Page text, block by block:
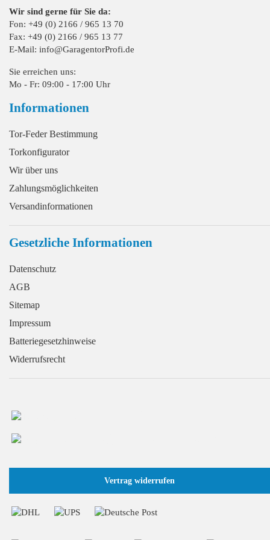
Wir sind gerne für Sie da:
Fon: +49 (0) 2166 / 965 13 70
Fax: +49 (0) 2166 / 965 13 77
E-Mail: info@GaragentorProfi.de
Sie erreichen uns:
Mo - Fr: 09:00 - 17:00 Uhr
Informationen
Tor-Feder Bestimmung
Torkonfigurator
Wir über uns
Zahlungsmöglichkeiten
Versandinformationen
Gesetzliche Informationen
Datenschutz
AGB
Sitemap
Impressum
Batteriegesetzhinweise
Widerrufsrecht
Vertrag widerrufen